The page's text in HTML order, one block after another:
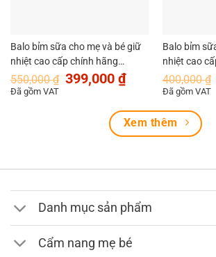
Balo bỉm sữa cho mẹ và bé giữ
nhiệt cao cấp chính hãng
MySun Prime
550,000₫ Giá
gốc
550,000 ₫.
399,000 ₫Giá
hiện
là:
399,000 ₫.
Đã gồm VAT
Balo bỉm
nhiệt cao
MySun Caro
400,000₫
Đã gồm VAT
Xem thêm
Danh mục sản phẩm
Cẩm nang mẹ bé